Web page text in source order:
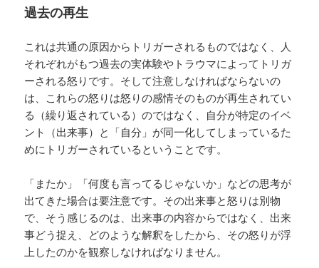
過去の再生
これは共通の原因からトリガーされるものではなく、人
それぞれがもつ過去の実体験やトラウマによってトリガ
ーされる怒りです。そして注意しなければならないの
は、これらの怒りは怒りの感情そのものが再生されてい
る（繰り返されている）のではなく、自分が特定のイベ
ント（出来事）と「自分」が同一化してしまっているた
めにトリガーされているということです。
「またか」「何度も言ってるじゃないか」などの思考が
出てきた場合は要注意です。その出来事と怒りは別物
で、そう感じるのは、出来事の内容からではなく、出来
事どう捉え、どのような解釈をしたから、その怒りが浮
上したのかを観察しなければなりません。